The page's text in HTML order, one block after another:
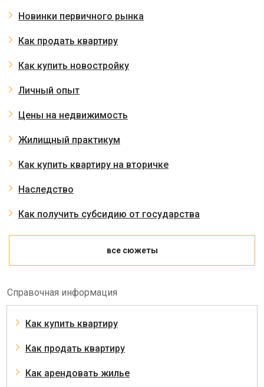
Новинки первичного рынка
Как продать квартиру
Как купить новостройку
Личный опыт
Цены на недвижимость
Жилищный практикум
Как купить квартиру на вторичке
Наследство
Как получить субсидию от государства
все сюжеты
Справочная информация
Как купить квартиру
Как продать квартиру
Как арендовать жилье